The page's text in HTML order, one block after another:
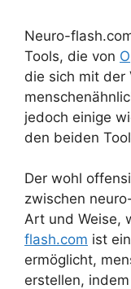
Neuro-
Tools, die von
die sich mit der
jedoch einige
den beiden
Der wohl
zwischen
Art und Weise,
flash.com ist
ermöglicht,
erstellen,